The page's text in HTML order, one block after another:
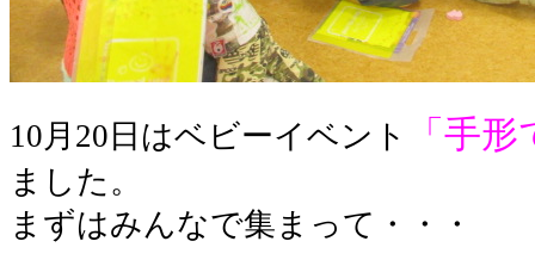
10月20日はベビーイベント 「手
ました。
まずはみんなで集まって・・・